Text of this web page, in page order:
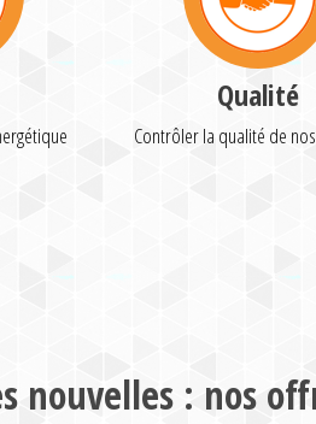
Qualité
Contrôler la qualité de
nouvelles : nos